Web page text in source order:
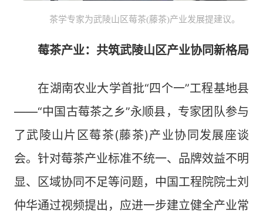
茶学专家为武陵山区莓茶(藤茶)产业发展提建议。
莓茶产业：共筑武陵山区产业协同新格局
在湖南农业大学首批“四个一”工程基地县
——“中国古莓茶之乡”永顺县，专家团队参与
了武陵山片区莓茶(藤茶)产业协同发展座谈
会。针对莓茶产业标准不统一、品牌效益不明
显、区域协同不足等问题，中国工程院院士刘
仲华通过视频提出，应进一步建立健全产业常